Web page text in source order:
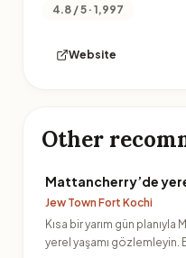
4.8 / 5 · 1,997
Website
Other
Mattancherry’de
Jew Town Fort Kochi
Kısa bir yarım gün
yerel yaşamı gözlemleyin.